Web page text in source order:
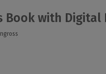
Book with Digital